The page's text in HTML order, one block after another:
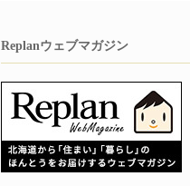
Replanウェブマガジン